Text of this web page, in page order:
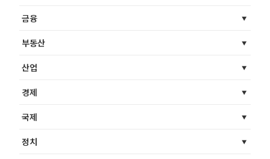
금융
부동산
산업
경제
국제
정치